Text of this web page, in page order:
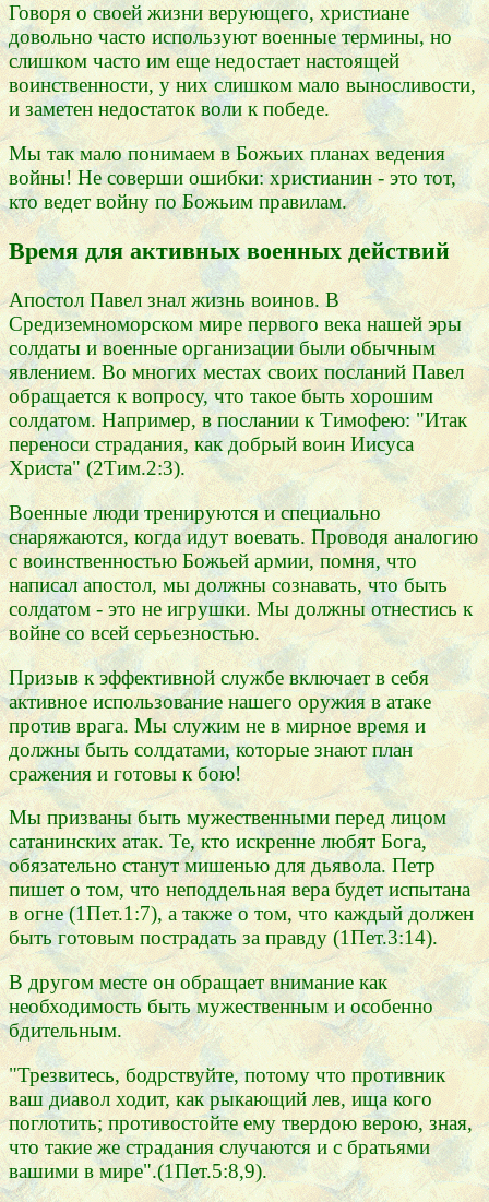
Говоря о своей жизни верующего, христиане
довольно часто используют военные термины, но
слишком часто им еще недостает настоящей
воинственности, у них слишком мало выносливости,
и заметен недостаток воли к победе.
Мы так мало понимаем в Божьих планах ведения
войны! Не соверши ошибки: христианин - это тот,
кто ведет войну по Божьим правилам.
Время для активных военных действий
Апостол Павел знал жизнь воинов. В
Средиземноморском мире первого века нашей эры
солдаты и военные организации были обычным
явлением. Во многих местах своих посланий Павел
обращается к вопросу, что такое быть хорошим
солдатом. Например, в послании к Тимофею: "Итак
переноси страдания, как добрый воин Иисуса
Христа" (2Тим.2:3).
Военные люди тренируются и специально
снаряжаются, когда идут воевать. Проводя аналогию
с воинственностью Божьей армии, помня, что
написал апостол, мы должны сознавать, что быть
солдатом - это не игрушки. Мы должны отнестись к
войне со всей серьезностью.
Призыв к эффективной службе включает в себя
активное использование нашего оружия в атаке
против врага. Мы служим не в мирное время и
должны быть солдатами, которые знают план
сражения и готовы к бою!
Мы призваны быть мужественными перед лицом
сатанинских атак. Те, кто искренне любят Бога,
обязательно станут мишенью для дьявола. Петр
пишет о том, что неподдельная вера будет испытана
в огне (1Пет.1:7), а также о том, что каждый должен
быть готовым пострадать за правду (1Пет.3:14).
В другом месте он обращает внимание как
необходимость быть мужественным и особенно
бдительным.
"Трезвитесь, бодрствуйте, потому что противник
ваш диавол ходит, как рыкающий лев, ища кого
поглотить; противостойте ему твердою верою, зная,
что такие же страдания случаются и с братьями
вашими в мире".(1Пет.5:8,9).